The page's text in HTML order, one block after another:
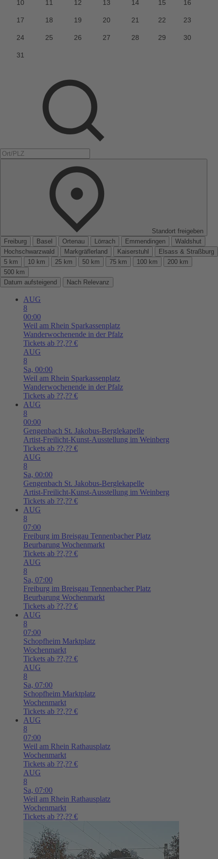
Standort freigeben
Freiburg
Basel Ortenau Lörrach Emmendingen
Waldshut
Hochschwarzwald
Markgräflerland Kaiserstuhl
Elsass & Straßburg
5 km
10 km 25 km 50 km 75 km 100 km
200 km
500 km
Datum aufsteigend
Nach Relevanz
AUG
8
00:00
Weil am Rhein Sparkassenplatz
Wanderwochenende in der Pfalz
Tickets ab ??,?? €
AUG
8
Sa, 00:00
Weil am Rhein Sparkassenplatz
Wanderwochenende in der Pfalz
Tickets ab ??,?? €
AUG
8
00:00
Gengenbach St. Jakobus-Berglekapelle
Artist-Freilicht-Kunst-Ausstellung im Weinberg
Tickets ab ??,?? €
AUG
8
Sa, 00:00
Gengenbach St. Jakobus-Berglekapelle
Artist-Freilicht-Kunst-Ausstellung im Weinberg
Tickets ab ??,?? €
AUG
8
07:00
Freiburg im Breisgau Tennenbacher Platz
Beurbarung Wochenmarkt
Tickets ab ??,?? €
AUG
8
Sa, 07:00
Freiburg im Breisgau Tennenbacher Platz
Beurbarung Wochenmarkt
Tickets ab ??,?? €
AUG
8
07:00
Schopfheim Marktplatz
Wochenmarkt
Tickets ab ??,?? €
AUG
8
Sa, 07:00
Schopfheim Marktplatz
Wochenmarkt
Tickets ab ??,?? €
AUG
8
07:00
Weil am Rhein Rathausplatz
Wochenmarkt
Tickets ab ??,?? €
AUG
8
Sa, 07:00
Weil am Rhein Rathausplatz
Wochenmarkt
Tickets ab ??,?? €